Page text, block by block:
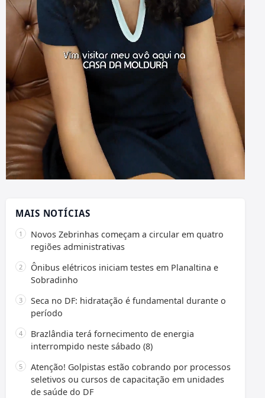
MAIS NOTÍCIAS
Novos Zebrinhas começam a circular em quatro
regiões administrativas
Ônibus elétricos iniciam testes em Planaltina e
Sobradinho
Seca no DF: hidratação é fundamental durante o
período
Brazlândia terá fornecimento de energia
interrompido neste sábado (8)
Atenção! Golpistas estão cobrando por processos
seletivos ou cursos de capacitação em unidades
de saúde do DF